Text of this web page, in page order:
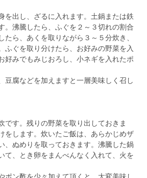
を出し、ざるに入れます。土鍋または鉄
。沸騰したら、ふぐを２～３切れの割合
たら、あくを取りながら３～５分炊き、
ふぐを取り分けたら、お好みの野菜を入
好みでもみじおろし、小ネギを入れたポ
腐などを加えますと一層美味しく召し
です。残りの野菜を取り出しておきま
をします。炊いたご飯は、あらかじめザ
、ぬめりを取っておきます。沸騰した鍋
て、とき卵をまんべんなく入れて、火を